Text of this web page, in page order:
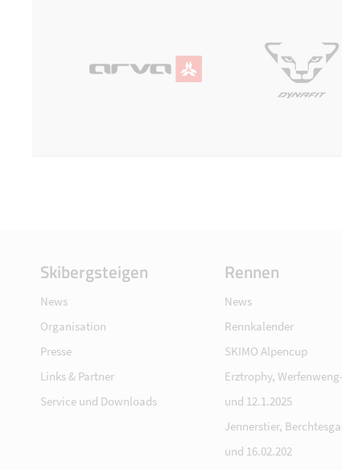
Skibergsteigen
News
Organisation
Presse
Links & Partner
Service und Downloads
Rennen
News
Rennkalender
SKIMO Alpencup
Erztrophy,
und 12.1.2025
Jennerstier,
und 16.02.202